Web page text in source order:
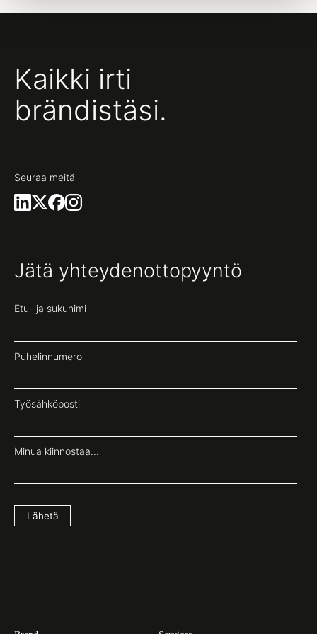
Kaikki irti
brändistäsi.
Seuraa meitä
Jätä yhteydenottopyyntö
Etu- ja sukunimi
Puhelinnumero
Työsähköposti
Minua kiinnostaa...
Lähetä